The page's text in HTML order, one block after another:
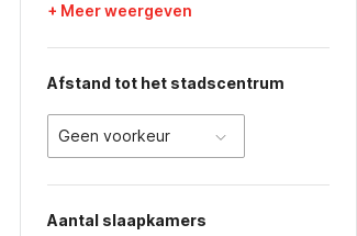
+ Meer weergeven
Afstand tot het stadscentrum
Geen voorkeur
Aantal slaapkamers